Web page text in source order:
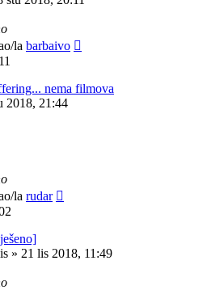
la barbaivo
nema filmova
2018, 21:44
la rudar
» 21 lis 2018, 11:49